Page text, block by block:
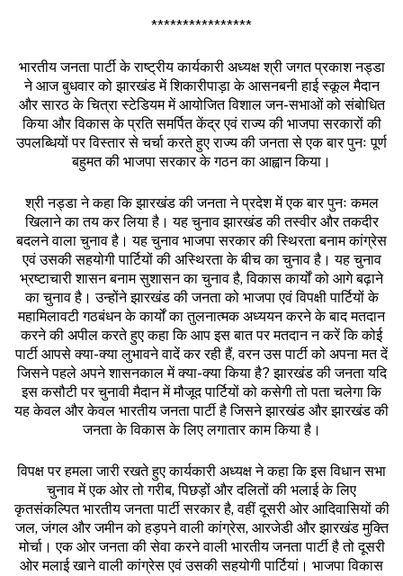
****************
भारतीय जनता पार्टी के राष्ट्रीय कार्यकारी अध्यक्ष श्री जगत प्रकाश नड्डा
ने आज बुधवार को झारखंड में शिकारीपाड़ा के आसनबनी हाई स्कूल मैदान
और सारठ के चित्रा स्टेडियम में आयोजित विशाल जन-सभाओं को संबोधित
किया और विकास के प्रति समर्पित केंद्र एवं राज्य की भाजपा सरकारों की
उपलब्धियों पर विस्तार से चर्चा करते हुए राज्य की जनता से एक बार पुनः पूर्ण
बहुमत की भाजपा सरकार के गठन का आह्वान किया।
श्री नड्डा ने कहा कि झारखंड की जनता ने प्रदेश में एक बार पुनः कमल
खिलाने का तय कर लिया है। यह चुनाव झारखंड की तस्वीर और तकदीर
बदलने वाला चुनाव है। यह चुनाव भाजपा सरकार की स्थिरता बनाम कांग्रेस
एवं उसकी सहयोगी पार्टियों की अस्थिरता के बीच का चुनाव है। यह चुनाव
भ्रष्टाचारी शासन बनाम सुशासन का चुनाव है, विकास कार्यों को आगे बढ़ाने
का चुनाव है। उन्होंने झारखंड की जनता को भाजपा एवं विपक्षी पार्टियों के
महामिलावटी गठबंधन के कार्यों का तुलनात्मक अध्ययन करने के बाद मतदान
करने की अपील करते हुए कहा कि आप इस बात पर मतदान न करें कि कोई
पार्टी आपसे क्या-क्या लुभावने वादें कर रही हैं, वरन उस पार्टी को अपना मत दें
जिसने पहले अपने शासनकाल में क्या-क्या किया है? झारखंड की जनता यदि
इस कसौटी पर चुनावी मैदान में मौजूद पार्टियों को कसेगी तो पता चलेगा कि
यह केवल और केवल भारतीय जनता पार्टी है जिसने झारखंड और झारखंड की
जनता के विकास के लिए लगातार काम किया है।
विपक्ष पर हमला जारी रखते हुए कार्यकारी अध्यक्ष ने कहा कि इस विधान सभा
चुनाव में एक ओर तो गरीब, पिछड़ों और दलितों की भलाई के लिए
कृतसंकल्पित भारतीय जनता पार्टी सरकार है, वहीं दूसरी ओर आदिवासियों की
जल, जंगल और जमीन को हड़पने वाली कांग्रेस, आरजेडी और झारखंड मुक्ति
मोर्चा। एक ओर जनता की सेवा करने वाली भारतीय जनता पार्टी है तो दूसरी
ओर मलाई खाने वाली कांग्रेस एवं उसकी सहयोगी पार्टियां। भाजपा विकास